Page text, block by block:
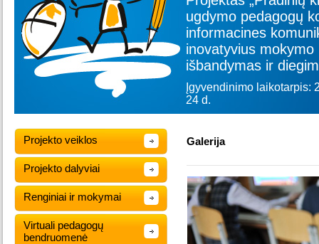
ugdymo pedagogų
informacines
inovatyvius
išbandymas ir
Įgyvendinimo laikotarpis:
24 d.
Projekto veiklos
Projekto dalyviai
Renginiai ir mokymai
Virtuali pedagogų
bendruomenė
Galerija